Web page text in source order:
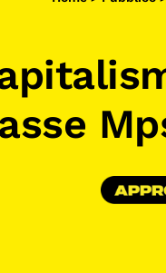
Elezioni dal